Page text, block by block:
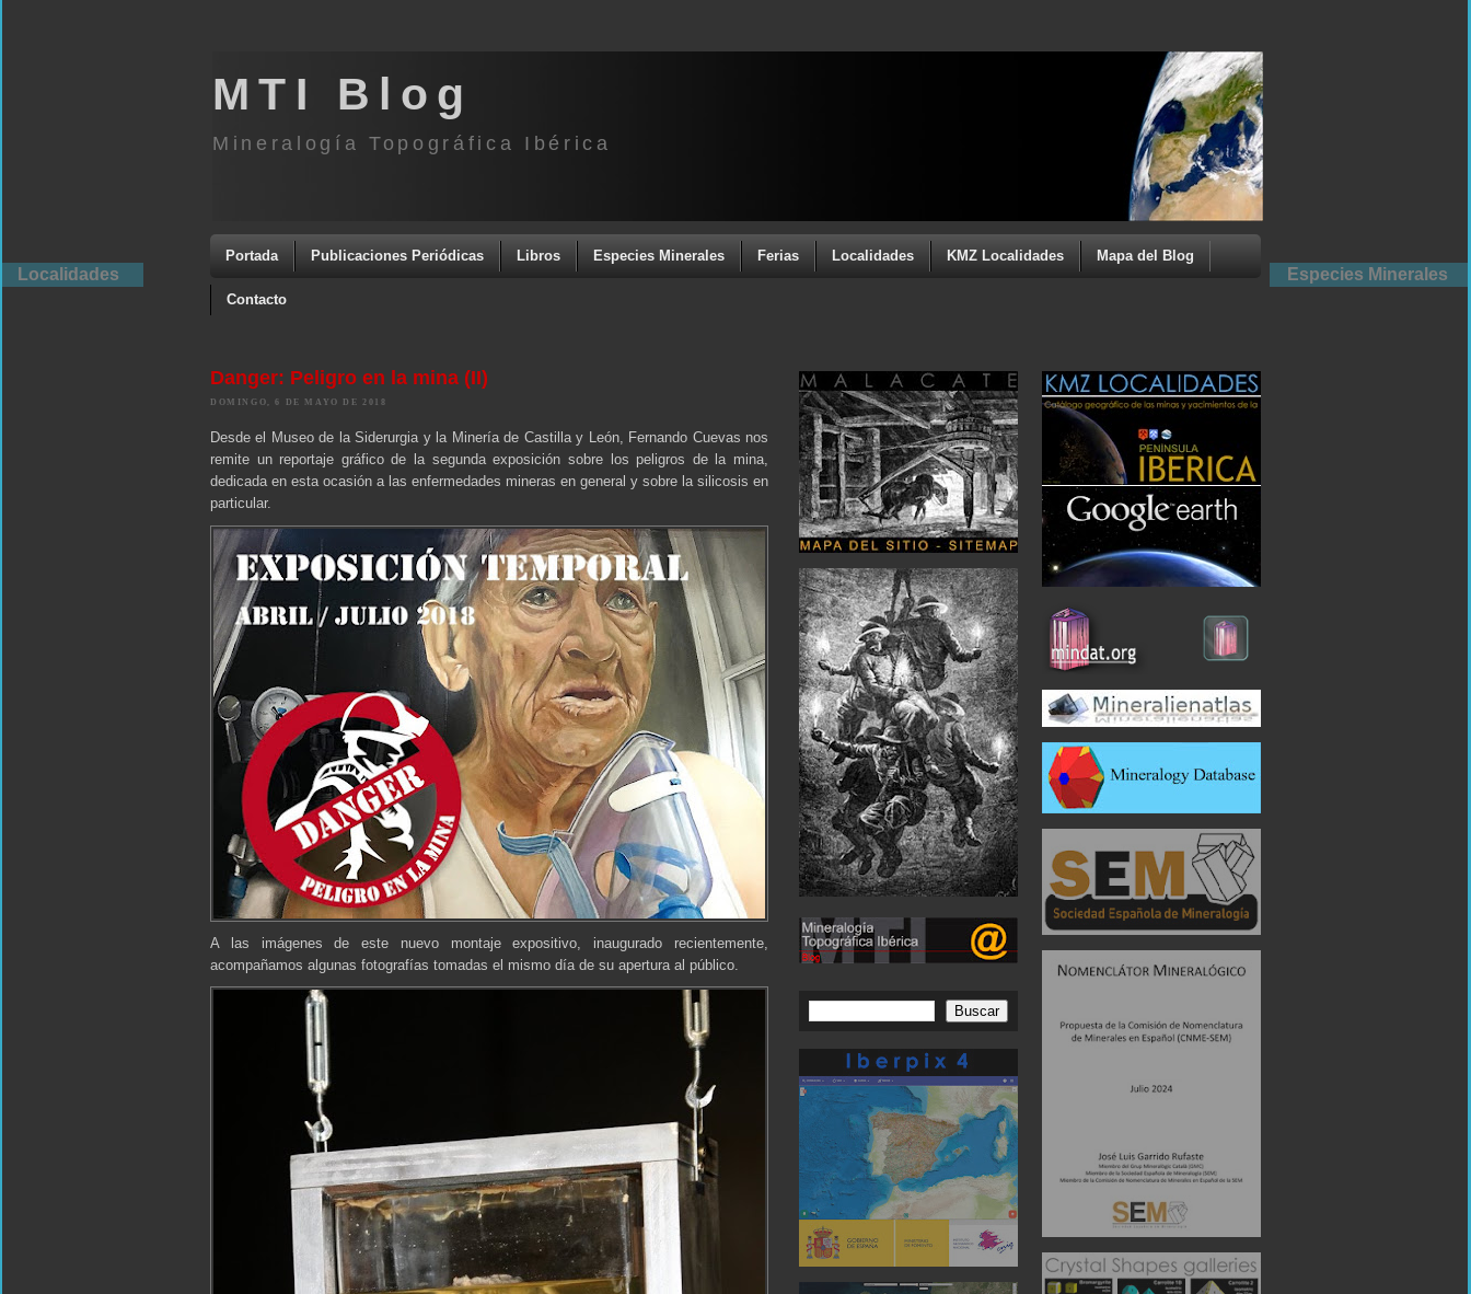
MTI Blog
Mineralogía Topográfica Ibérica
Portada Publicaciones Periódicas Libros Especies Minerales Ferias Localidades KMZ Localidades Mapa del Blog
Contacto
Danger: Peligro en la mina (II)
DOMINGO, 6 DE MAYO DE 2018
Desde el Museo de la Siderurgia y la Minería de Castilla y León, Fernando Cuevas nos
remite un reportaje gráfico de la segunda exposición sobre los peligros de la mina,
dedicada en esta ocasión a las enfermedades mineras en general y sobre la silicosis en
particular.
A las imágenes de este nuevo montaje expositivo, inaugurado recientemente,
acompañamos algunas fotografías tomadas el mismo día de su apertura al público.
Localidades Especies Minerales